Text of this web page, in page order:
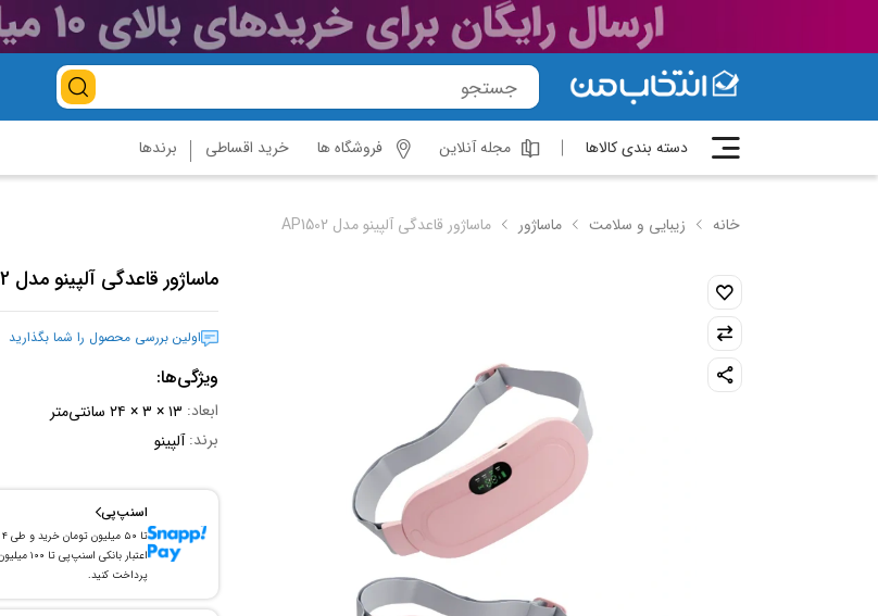
دسته بندی کالاها مجله آنلاین فروشگاه ها خرید اقساطی برندها
خانه زیبایی و سلامت ماساژور ماساژور قاعدگی آلپینو مدل AP1502
ماساژور قاعدگی آلپینو مدل AP1502
اولین بررسی محصول را شما بگذارید
ویژگی‌ها:
ابعاد: ۱۳ × ۳ × ۲۴ سانتی‌متر
برند: آلپینو
اسنپ‌پی
پرداخت کنید.